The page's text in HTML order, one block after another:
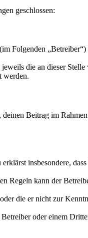
geschlossen:
Folgenden
die an dieser
werden.
Beitrag im
insbesondere,
Regeln kann der
die er nicht zur
oder einem